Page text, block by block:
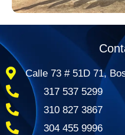
Calle 73 # 51D 71,
317 537 5299
310 827 3867
304 455 9996